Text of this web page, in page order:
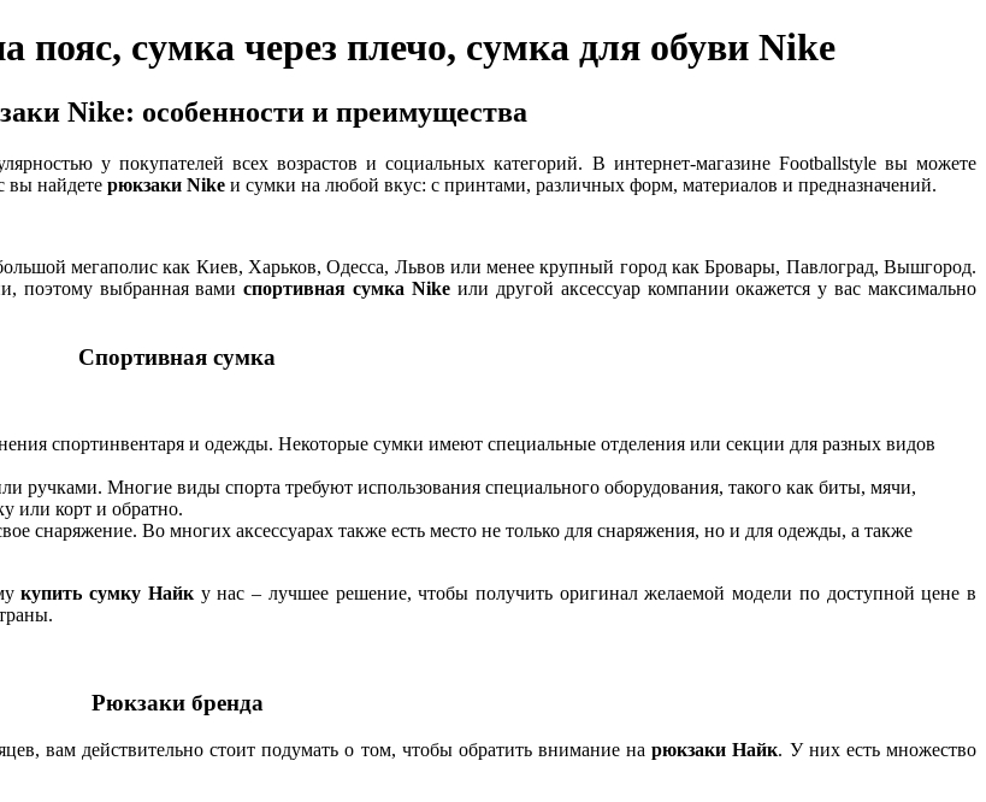
сумка через плечо, сумка для обуви Nike
Nike: особенности и преимущества
у покупателей всех возрастов и социальных категорий. В интернет-магазине Footballstyle вы можете
вы найдете рюкзаки Nike и сумки на любой вкус: с принтами, различных форм, материалов и предназначений.
мегаполис как Киев, Харьков, Одесса, Львов или менее крупный город как Бровары, Павлоград, Вышгород.
поэтому выбранная вамиспортивная сумка Nike или другой аксессуар компании окажется у вас максимально
Спортивная сумка
спортинвентаря и одежды. Некоторые сумки имеют специальные отделения или секции для разных видов
ручками. Многие виды спорта требуют использования специального оборудования, такого как биты, мячи,
или корт и обратно.
снаряжение. Во многих аксессуарах также есть место не только для снаряжения, но и для одежды, а также
купить сумку Найку нас – лучшее решение, чтобы получить оригинал желаемой модели по доступной цене в
Рюкзаки бренда
вам действительно стоит подумать о том, чтобы обратить внимание нарюкзаки Найк. У них есть множество